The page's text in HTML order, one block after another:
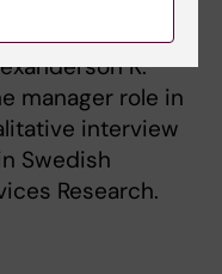
är:
K.
manager role in
interview
Swedish
Research.